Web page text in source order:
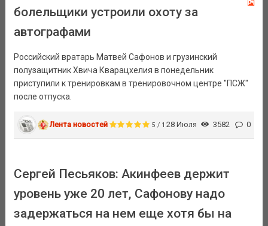
болельщики устроили охоту за
автографами
Российский вратарь Матвей Сафонов и грузинский
полузащитник Хвича Кварацхелия в понедельник
приступили к тренировкам в тренировочном центре "ПСЖ"
после отпуска.
Лента новостей 5 / 1 28 Июля 3582 0
Сергей Песьяков: Акинфеев держит
уровень уже 20 лет, Сафонову надо
задержаться на нем еще хотя бы на